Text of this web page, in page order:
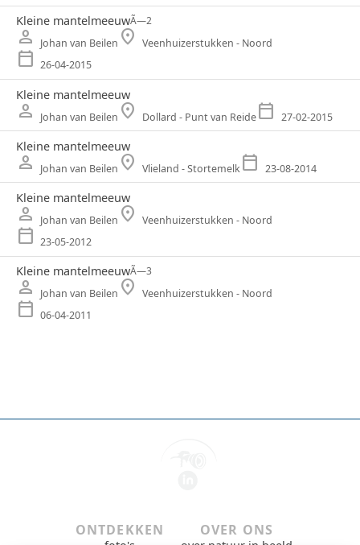
Kleine mantelmeeuwÃ—2
person Johan van Beilen location_on Veenhuizerstukken - Noord
calendar_today 26-04-2015
Kleine mantelmeeuw
person Johan van Beilen location_on Dollard - Punt van Reidecalendar_today 27-02-2015
Kleine mantelmeeuw
person Johan van Beilen location_on Vlieland - Stortemelkcalendar_today 23-08-2014
Kleine mantelmeeuw
person Johan van Beilen location_on Veenhuizerstukken - Noord
calendar_today 23-05-2012
Kleine mantelmeeuwÃ—3
person Johan van Beilen location_on Veenhuizerstukken - Noord
calendar_today 06-04-2011
ONTDEKKEN OVER ONS